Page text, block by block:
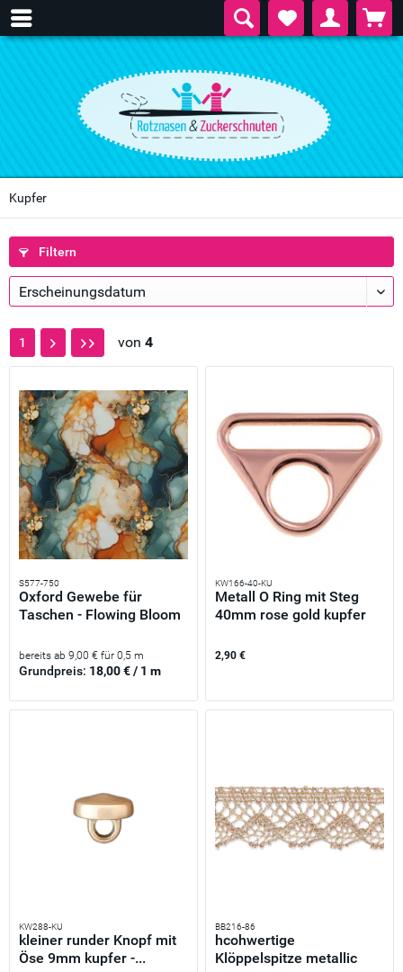
Kupfer
Filtern
1 von 4
S577-750
Oxford Gewebe für
Taschen - Flowing Bloom
bereits ab 9,00 € für 0,5 m
Grundpreis: 18,00 € / 1 m
KW166-40-KU
Metall O Ring mit Steg
40mm rose gold kupfer
2,90 €
KW288-KU
kleiner runder Knopf mit
Öse 9mm kupfer -...
BB216-86
hcohwertige
Klöppelspitze metallic